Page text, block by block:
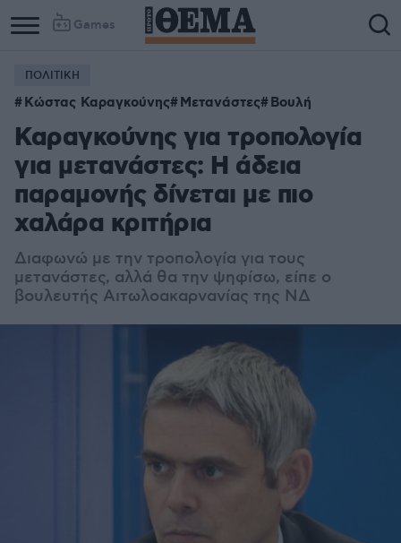
Games
ΠΟΛΙΤΙΚΗ
Κώστας Καραγκούνης Μετανάστες Βουλή
Καραγκούνης για τροπολογία
για μετανάστες: Η άδεια
παραμονής δίνεται με πιο
χαλάρα κριτήρια
Διαφωνώ με την τροπολογία για τους
μετανάστες, αλλά θα την ψηφίσω, είπε ο
βουλευτής Αιτωλοακαρνανίας της ΝΔ